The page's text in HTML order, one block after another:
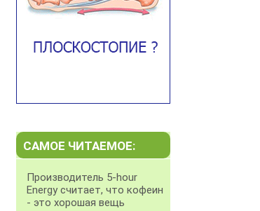
САМОЕ ЧИТАЕМОЕ:
Производитель 5-hour
Energy считает, что кофеин
- это хорошая вещь